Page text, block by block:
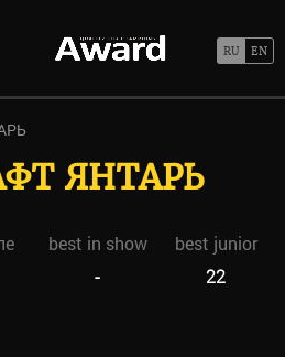
ЯНТАРЬ
best in show
best junior
- 22